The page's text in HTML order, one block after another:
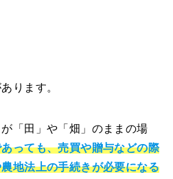
ります。
「田」や「畑」のままの場
っても、売買や贈与などの際
地法上の手続きが必要になる